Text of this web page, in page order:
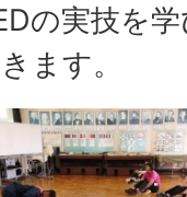
の実技を
ます。